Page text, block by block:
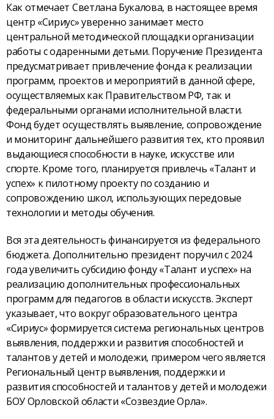
Как отмечает Светлана Букалова, в настоящее время
центр «Сириус» уверенно занимает место
центральной методической площадки организации
работы с одаренными детьми. Поручение Президента
предусматривает привлечение фонда к реализации
программ, проектов и мероприятий в данной сфере,
осуществляемых как Правительством РФ, так и
федеральными органами исполнительной власти.
Фонд будет осуществлять выявление, сопровождение
и мониторинг дальнейшего развития тех, кто проявил
выдающиеся способности в науке, искусстве или
спорте. Кроме того, планируется привлечь «Талант и
успех» к пилотному проекту по созданию и
сопровождению школ, использующих передовые
технологии и методы обучения.
Вся эта деятельность финансируется из федерального
бюджета. Дополнительно президент поручил с 2024
года увеличить субсидию фонду «Талант и успех» на
реализацию дополнительных профессиональных
программ для педагогов в области искусств. Эксперт
указывает, что вокруг образовательного центра
«Сириус» формируется система региональных центров
выявления, поддержки и развития способностей и
талантов у детей и молодежи, примером чего является
Региональный центр выявления, поддержки и
развития способностей и талантов у детей и молодежи
БОУ Орловской области «Созвездие Орла».